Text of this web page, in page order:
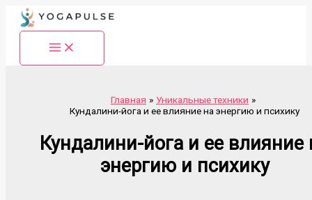
Перейти
содержимому
Главная
Уникальные техники
Кундалини-йога и ее влияние на энергию и психику
Кундалини-йога и ее влияние
энергию и психику